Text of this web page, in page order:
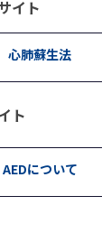
イト
心肺蘇生法
ト
AEDについて